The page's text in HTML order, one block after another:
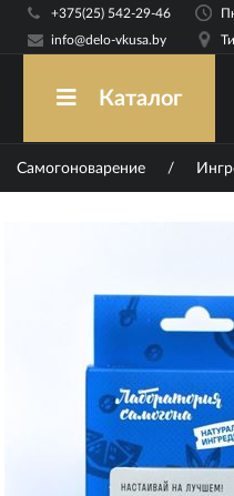
+375(25) 542-29-46
info@delo-vkusa.by
Каталог
Самогоноварение /